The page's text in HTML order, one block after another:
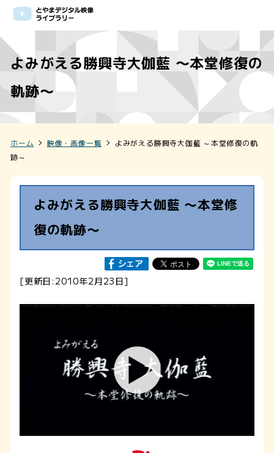
よみがえる勝興寺大伽藍 ～本堂修復の
軌跡～
ホーム 映像・画像一覧
よみがえる勝興寺大伽藍 ～本堂修復の軌
跡～
よみがえる勝興寺大伽藍 ～本堂修
復の軌跡～
[更新日:2010年2月23日]